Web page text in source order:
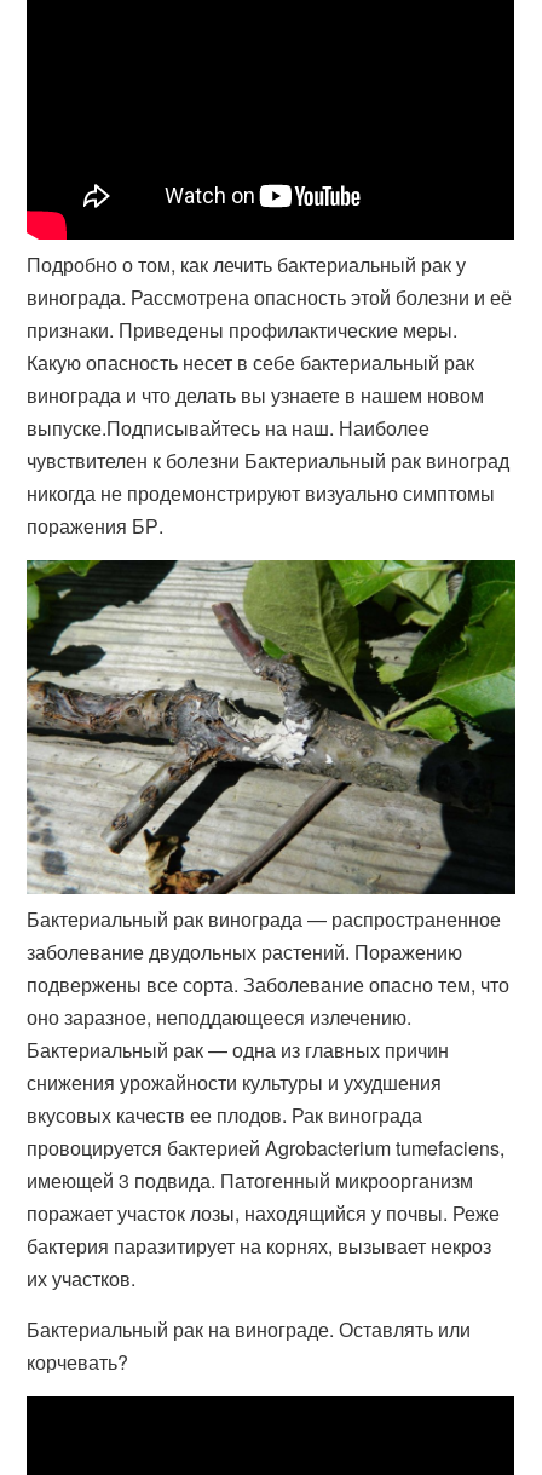
Подробно о том, как лечить бактериальный рак у
винограда. Рассмотрена опасность этой болезни и её
признаки. Приведены профилактические меры​.
Какую опасность несет в себе бактериальный рак
винограда и что делать вы узнаете в нашем новом
выпуске.Подписывайтесь на наш. Наиболее
чувствителен к болезни Бактериальный рак виноград
никогда не продемонстрируют визуально симптомы
поражения БР.
Бактериальный рак винограда — распространенное
заболевание двудольных растений. Поражению
подвержены все сорта. Заболевание опасно тем, что
оно заразное, неподдающееся излечению.
Бактериальный рак — одна из главных причин
снижения урожайности культуры и ухудшения
вкусовых качеств ее плодов. Рак винограда
провоцируется бактерией Agrobacterium tumefaciens,
имеющей 3 подвида. Патогенный микроорганизм
поражает участок лозы, находящийся у почвы. Реже
бактерия паразитирует на корнях, вызывает некроз
их участков.
Бактериальный рак на винограде. Оставлять или
корчевать?